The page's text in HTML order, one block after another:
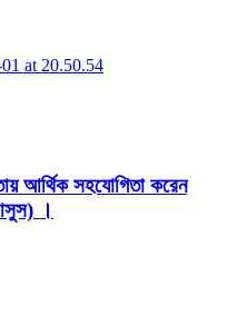
আর্থিক সহযোগিতা করেন
।